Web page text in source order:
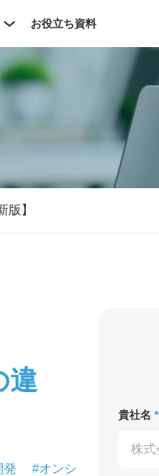
お役立ち資料
】
違
発
#オンシ
貴社名 *